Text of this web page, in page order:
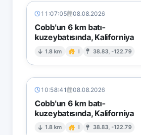
11:07:05 08.08.2026
Cobb'un 6 km batı-
kuzeybatısında, Kaliforniya
1.8 km I 38.83, -122.79
10:58:41 08.08.2026
Cobb'un 6 km batı-
kuzeybatısında, Kaliforniya
1.8 km I 38.83, -122.79